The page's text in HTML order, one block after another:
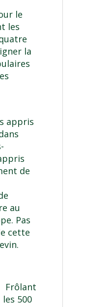
le
les
la
appris
de
au
Pas
cette
Frôlant
les 500